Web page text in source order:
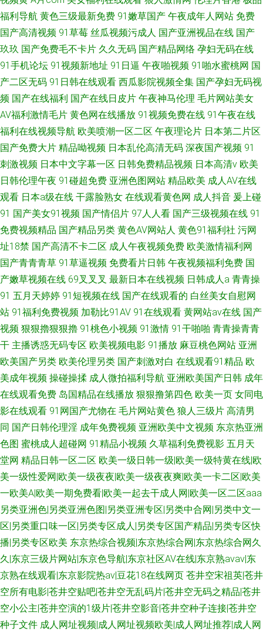
福利导航 黄色三级最新免费 91嫩草国产 午夜成年人网站 免费
国产高清视频 91草莓 丝瓜视频污成人 国产亚洲视品在线 国产
玖玖 国产免费毛不卡片 久久无码 国产精品网络 孕妇无码在线
91手机论坛 91视频新地址 91日逼 午夜啪视频 91啪水蜜桃网 国
产二区无码 91日韩在线观看 西瓜影院视频全集 国产孕妇无码视
频 国产在线福利 国产在线日皮片 午夜神马伦理 毛片网站美女
AV福利激情毛片 黄色网在线播放 91视频免费在线 91午夜在线
福利在线视频导航 欧美喷潮一区二区 午夜理论片 日本第二片区
国产免费大片 精品呦视频 日本乱伦高清无码 深夜国产视频 91
刺激视频 日本中文字幕一区 日韩免费精品视频 日本高清v 欧美
日韩伦理午夜 91碰超免费 亚洲色图网站 精品欧美 成人AV在线
观看 日本a级在线 干露脸熟女 在线观看黄色网 成人抖音 爰上碰
91 国产美女91视频 国产情侣片 97人人看 国产三级视频在线 91
免费视频精品 国产精品另类 黄色AV网站人 黄色91福利社 污网
址18禁 国产高清不卡二区 成人午夜视频免费 欧美激情福利网
国产青青青草 91草逼视频 免费看片日韩 午夜视频福利免费 国
产嫩草视频在线 69叉叉叉 最新日本在线视频 日韩成人a 青青操
91 五月天婷婷 91短视频在线 国产在线观看的 白丝美女自慰网
站 91福利免费视频 加勒比91AV 91在线观看 黄网站av在线 国产
视频 狠狠擼狠狠擼 91桃色小视频 91激情 91干啪啪 青青操青青
干 主播诱惑无码专区 欧美视频电影 91播放 麻豆桃色网站 亚洲
欧美国产另类 欧美伦理另类 国产刺激对白 在线观看91精品 欧
美成年视频 操碰操揉 成人微拍福利导航 亚洲欧美国产日韩 成年
在线观看免费 岛国精品在线播放 狠狠撸第四色 欧美一页 女同电
影在线观看 91网国产尤物在 毛片网站黄色 狼人三级片 高清男
同 国产日韩伦理淫 成年免费视频 亚洲欧美中文视频 东京热亚洲
色图 蜜桃成人超碰网 91精品小视频 久草福利免费视影 五月天
堂网 精品日韩一区二区 欧美一级日韩一级|欧美一级特黄在线|欧
美一级性爱网|欧美一级夜夜|欧美一级夜夜爽|欧美一卡二区|欧美
一欧美A|欧美一期免费看|欧美一起去干成人网|欧美一区二区aaa
另类亚洲色|另类亚洲色图|另类亚洲专区|另类中合网|另类中文一
区|另类重口味一区|另类专区成人|另类专区国产精品|另类专区快
播|另类专区欧美 东京热综合视频|东京热综合网|东京热综合网久
久|东京三级片网站|东京色导航|东京社区AV在线|东京熟avav|东
京熟在线观看|东京影院热av|豆花18在线网页 苍井空宋祖英|苍井
空所有电影|苍井空贴吧|苍井空无乱码片|苍井空无码之精品|苍井
空小公主|苍井空演的1级片|苍井空影音|苍井空种子连接|苍井空
种子文件 成人网址视频|成人网址视频欧美|成人网址推荐|成人网